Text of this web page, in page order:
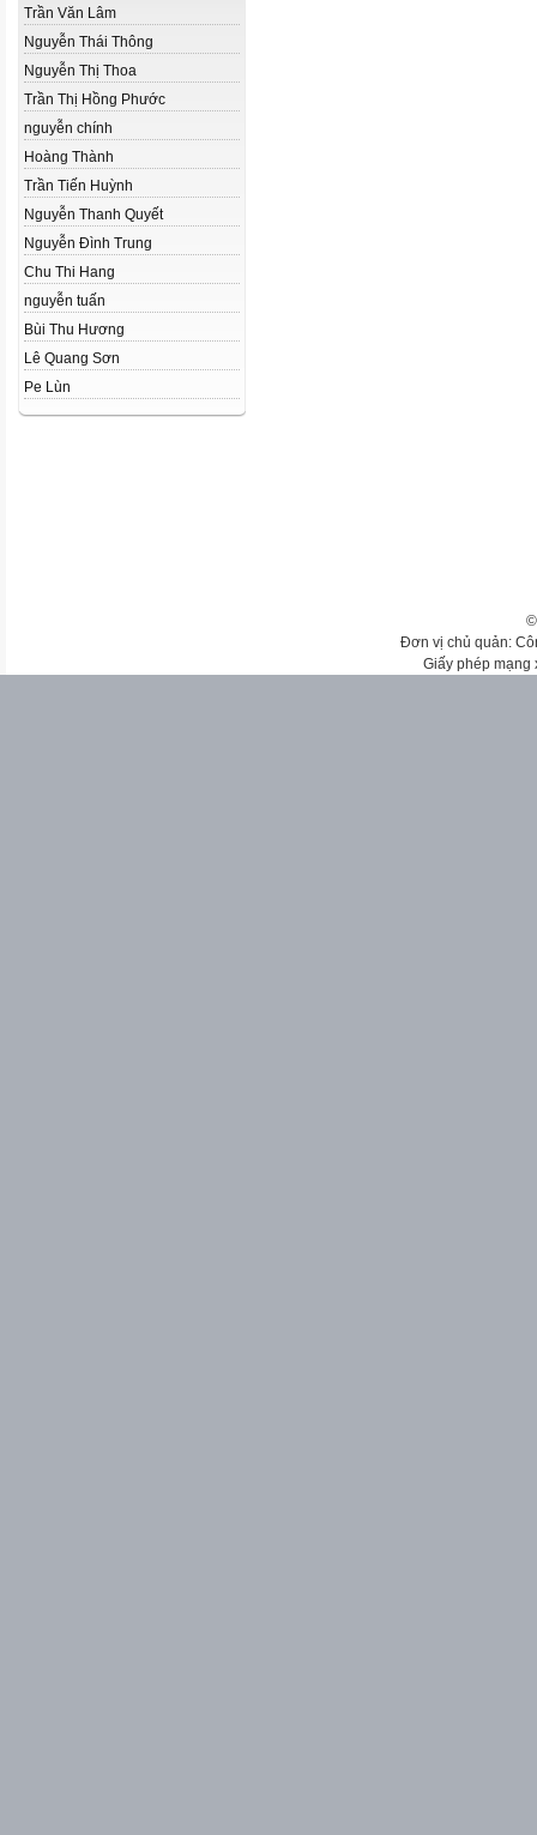
Trần Văn Lâm
Nguyễn Thái Thông
Nguyễn Thị Thoa
Trần Thị Hồng Phước
nguyễn chính
Hoàng Thành
Trần Tiến Huỳnh
Nguyễn Thanh Quyết
Nguyễn Đình Trung
Chu Thi Hang
nguyễn tuấn
Bùi Thu Hương
Lê Quang Sơn
Pe Lùn
Đơn vị chủ quản:
Giấy phép mạng